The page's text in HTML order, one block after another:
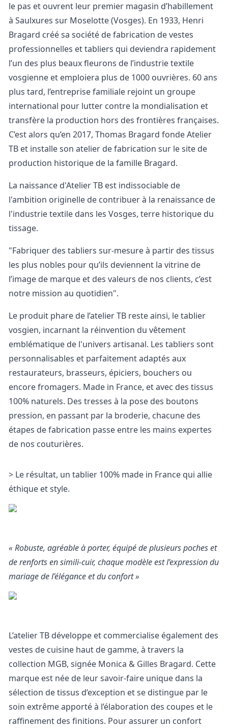
le pas et ouvrent leur premier magasin d’habillement
à Saulxures sur Moselotte (Vosges). En 1933, Henri
Bragard créé sa société de fabrication de vestes
professionnelles et tabliers qui deviendra rapidement
l’un des plus beaux fleurons de l’industrie textile
vosgienne et emploiera plus de 1000 ouvrières. 60 ans
plus tard, l’entreprise familiale rejoint un groupe
international pour lutter contre la mondialisation et
transfère la production hors des frontières françaises.
C’est alors qu’en 2017, Thomas Bragard fonde Atelier
TB et installe son atelier de fabrication sur le site de
production historique de la famille Bragard.
La naissance d'Atelier TB est indissociable de
l'ambition originelle de contribuer à la renaissance de
l'industrie textile dans les Vosges, terre historique du
tissage.
"Fabriquer des tabliers sur-mesure à partir des tissus
les plus nobles pour qu’ils deviennent la vitrine de
l’image de marque et des valeurs de nos clients, c’est
notre mission au quotidien".
Le produit phare de l’atelier TB reste ainsi, le tablier
vosgien, incarnant la réinvention du vêtement
emblématique de l'univers artisanal. Les tabliers sont
personnalisables et parfaitement adaptés aux
restaurateurs, brasseurs, épiciers, bouchers ou
encore fromagers. Made in France, et avec des tissus
100% naturels. Des tresses à la pose des boutons
pression, en passant par la broderie, chacune des
étapes de fabrication passe entre les mains expertes
de nos couturières.
> Le résultat, un tablier 100% made in France qui allie
éthique et style.
« Robuste, agréable à porter, équipé de plusieurs poches et
de renforts en simili-cuir, chaque modèle est l’expression du
mariage de l’élégance et du confort »
L’atelier TB développe et commercialise également des
vestes de cuisine haut de gamme, à travers la
collection MGB, signée Monica & Gilles Bragard. Cette
marque est née de leur savoir-faire unique dans la
sélection de tissus d’exception et se distingue par le
soin extrême apporté à l’élaboration des coupes et le
raffinement des finitions. Pour assurer un confort